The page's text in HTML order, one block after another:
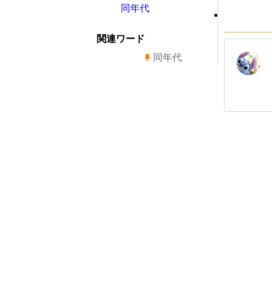
同年代
関連ワード
同年代